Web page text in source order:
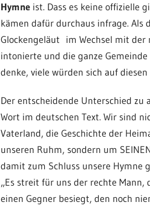
Hymne ist. Dass es keine offizielle
kämen dafür durchaus infrage. Als
Glockengeläut im Wechsel mit der
intonierte und die ganze
denke, viele würden sich auf
Der entscheidende Unterschied
Wort im deutschen Text. Wir sind
Vaterland, die Geschichte der
unseren Ruhm, sondern um
damit zum Schluss unsere Hymne
„Es streit für uns der rechte Mann,
einen Gegner besiegt, den noch